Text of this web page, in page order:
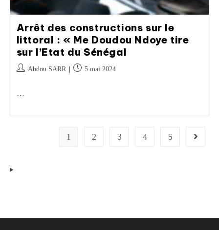
Arrêt des constructions sur le
littoral : « Me Doudou Ndoye tire
sur l’Etat du Sénégal
Abdou SARR 5 mai 2024
…
1 2 3 4 5